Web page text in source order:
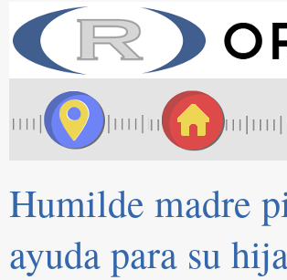
Humilde madre
ayuda para su